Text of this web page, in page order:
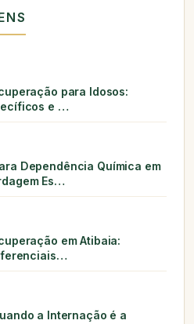
para Idosos:
e …
Dependência Química em
Es…
em Atibaia:
a Internação é a